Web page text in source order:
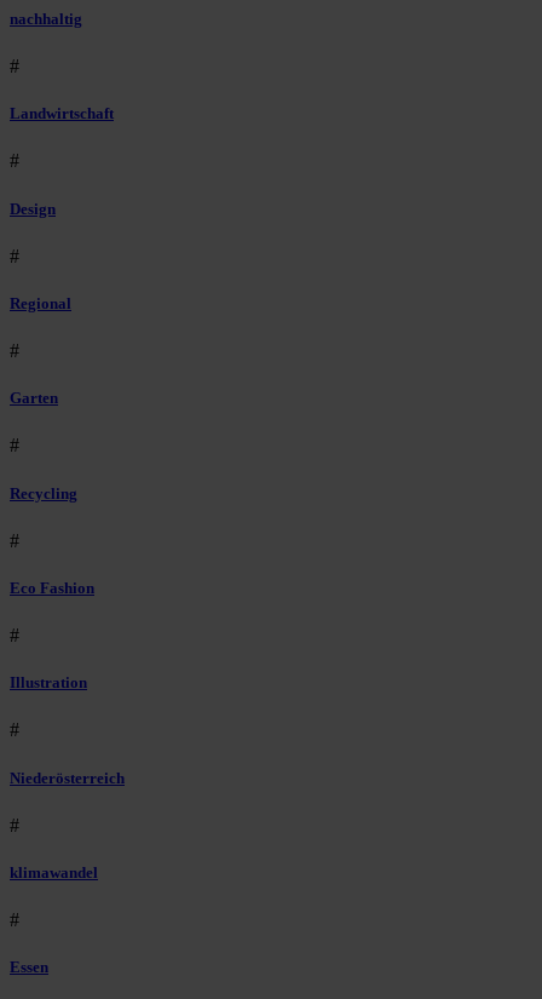
nachhaltig
#
Landwirtschaft
#
Design
#
Regional
#
Garten
#
Recycling
#
Eco Fashion
#
Illustration
#
Niederösterreich
#
klimawandel
#
Essen